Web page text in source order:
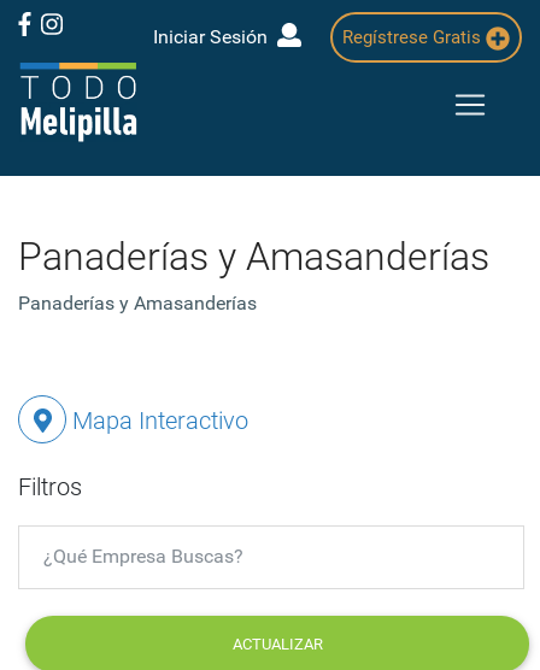
Iniciar Sesión Regístrese Gratis
Panaderías y Amasanderías
Panaderías y Amasanderías
Mapa Interactivo
Filtros
ACTUALIZAR